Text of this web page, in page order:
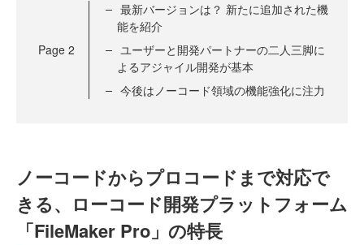
Page 2
最新バージョンは？ 新たに追加された機
能を紹介
ユーザーと開発パートナーの二人三脚に
よるアジャイル開発が基本
今後はノーコード領域の機能強化に注力
ノーコードからプロコードまで対応で
きる、ローコード開発プラットフォーム
「FileMaker Pro」の特長